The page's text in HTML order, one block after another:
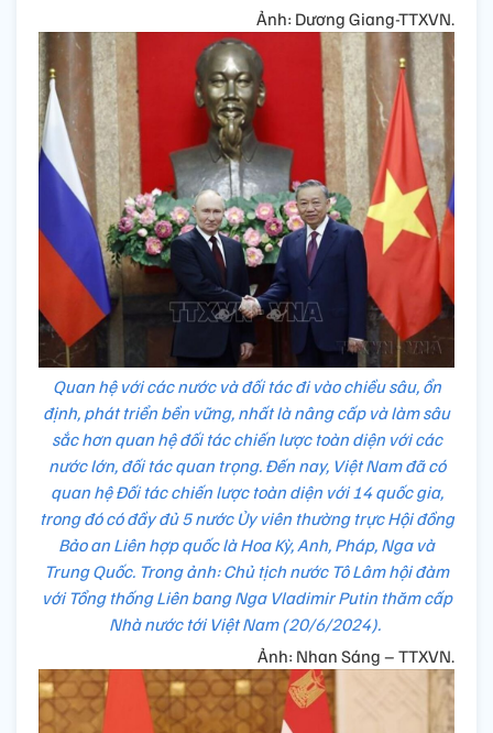
Ảnh: Dương Giang-TTXVN.
Quan hệ với các nước và đối tác đi vào chiều sâu, ổn
định, phát triển bền vững, nhất là nâng cấp và làm sâu
sắc hơn quan hệ đối tác chiến lược toàn diện với các
nước lớn, đối tác quan trọng. Đến nay, Việt Nam đã có
quan hệ Đối tác chiến lược toàn diện với 14 quốc gia,
trong đó có đầy đủ 5 nước Ủy viên thường trực Hội đồng
Bảo an Liên hợp quốc là Hoa Kỳ, Anh, Pháp, Nga và
Trung Quốc. Trong ảnh: Chủ tịch nước Tô Lâm hội đàm
với Tổng thống Liên bang Nga Vladimir Putin thăm cấp
Nhà nước tới Việt Nam (20/6/2024).
Ảnh: Nhan Sáng – TTXVN.